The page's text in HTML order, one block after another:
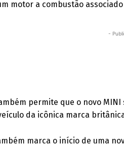
motor a combustão
-
permite que o novo
da icônica marca
marca o início de uma